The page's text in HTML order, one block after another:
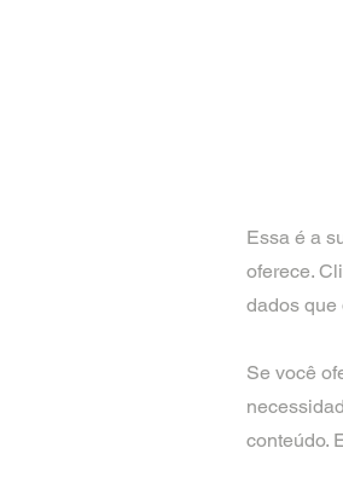
Essa é a
oferece.
dados que
Se você
conteúdo.